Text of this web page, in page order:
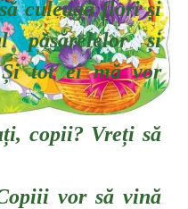
culeagă flori și
păsărelelor și
Și tot ei mă vor
Vreți să
vor să vină